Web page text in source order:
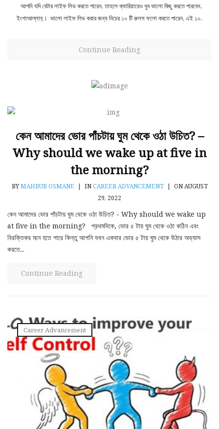
আপনি যদি বেটার লাইফ লিড করতে পারেন, তাহলে ক্যারিয়ারেও খুব ভালো কিছু করতে পারবেন,
ইংশাআল্লাহ্‌। ভালো লাইফ লিড করার জন্য নিচের ১০ টি রুলস ফলো করতে পারেন, এই ১০.
Continue Reading
কেন আমাদের ভোর পাঁচটায় ঘুম থেকে ওঠা উচিত? –
Why should we wake up at five in
the morning?
BYMAHBUB OSMANE | INCAREER ADVANCEMENT | ON AUGUST
29, 2022
কেন আমাদের ভোর পাঁচটায় ঘুম থেকে ওঠা উচিত? - Why should we wake up
at five in the morning? প্রথমদিকে, ভোর ৫ টায় ঘুম থেকে ওঠা কঠিন এবং
বিরক্তিকর মনে হতে পারে কিন্তু আপনি যখন একবার ভোর ৫ টায় ঘুম থেকে উঠার অভ্যাস
করতে...
Continue Reading
Career Advancement